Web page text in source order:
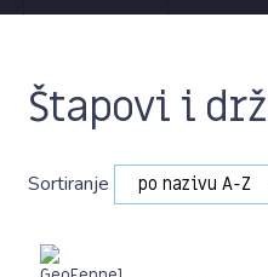
Štapovi i
Sortiranje